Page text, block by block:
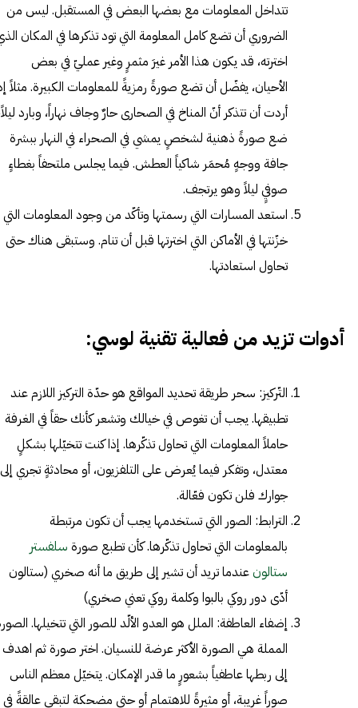
تتداخل المعلومات مع بعضها البعض في المستقبل. ليس من
الضروري أن تضع كامل المعلومة التي تود تذكرها في المكان
اخترته، قد يكون هذا الأمر غيرَ مثمرٍ وغير عمليّ في بعض
الأحيان، يفضّل أن تضع صورةً رمزيةً للمعلومات الكبيرة. مثلاً
أردت أن تتذكر أنّ المناخ في الصحارى حارٌ وجاف نهاراً، وبارد
ضع صورةً ذهنية لشخصٍ يمشي في الصحراء في النهار ببشرة
جافة ووجهٍ مُحمَر شاكياً العطش. فيما يجلس ملتحفاً بغطاءٍ
صوفيٍ ليلاً وهو يرتجف.
استعد المسارات التي رسمتها وتأكّد من وجود المعلومات التي
خزّنتها في الأماكن التي اخترتها قبل أن تنام. وستبقى هناك حتى
تحاول استعادتها.
أدوات تزيد من فعالية تقنية لوسي:
التّركيز: سحر طريقة تحديد المواقع هو حدّة التركيز اللازم عند
تطبيقها. يجب أن تغوص في خيالك وتشعر كأنك حقاً في الغرفة
حاملاً المعلومات التي تحاول تذكّرها. إذا كنت تتخيّلها بشكلٍ
معتدل، وتفكر فيما يُعرض على التلفزيون، أو محادثةٍ تجري إلى
جوارك فلن تكون فعّالة.
الترابط: الصور التي تستخدمها يجب أن تكون مرتبطة
بالمعلومات التي تحاول تذكّرها. كأن تطبع صورة سلفستر
ستالونعندما تريد أن تشير إلى طريق ما أنه صخري (ستالون
أدّى دور روكي بالبوا وكلمة روكي تعني صخري)
إضفاء العاطفة: الملل هو العدو الألّد للصور التي تتخيلها.
المملة هي الصورة الأكثر عرضة للنسيان. اختر صورة ثم اهدف
إلى ربطها عاطفياً بشعورٍ ما قدر الإمكان. يتخيّل معظم الناس
صوراً غريبة، أو مثيرةً للاهتمام أو حتى مضحكة لتبقى عالقةً في